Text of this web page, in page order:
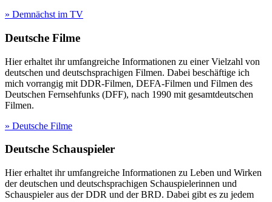
» Demnächst im TV
Deutsche Filme
Hier erhaltet ihr umfangreiche Informationen zu einer Vielzahl von
deutschen und deutschsprachigen Filmen. Dabei beschäftige ich
mich vorrangig mit DDR-Filmen, DEFA-Filmen und Filmen des
Deutschen Fernsehfunks (DFF), nach 1990 mit gesamtdeutschen
Filmen.
» Deutsche Filme
Deutsche Schauspieler
Hier erhaltet ihr umfangreiche Informationen zu Leben und Wirken
der deutschen und deutschsprachigen Schauspielerinnen und
Schauspieler aus der DDR und der BRD. Dabei gibt es zu jedem